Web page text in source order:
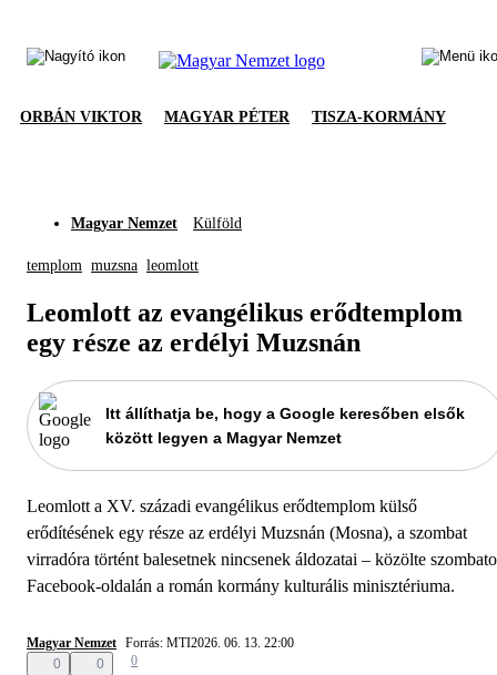
ORBÁN VIKTOR MAGYAR PÉTER TISZA-KORMÁNY
Magyar Nemzet Külföld
templom muzsna leomlott
Leomlott az evangélikus erődtemplom
egy része az erdélyi Muzsnán
Itt állíthatja be, hogy a Google keresőben elsők
között legyen a Magyar Nemzet
Leomlott a XV. századi evangélikus erődtemplom külső
erődítésének egy része az erdélyi Muzsnán (Mosna), a szombat
virradóra történt balesetnek nincsenek áldozatai – közölte
Facebook-oldalán a román kormány kulturális minisztériuma.
Magyar Nemzet Forrás: MTI2026. 06. 13. 22:00
0
0 0